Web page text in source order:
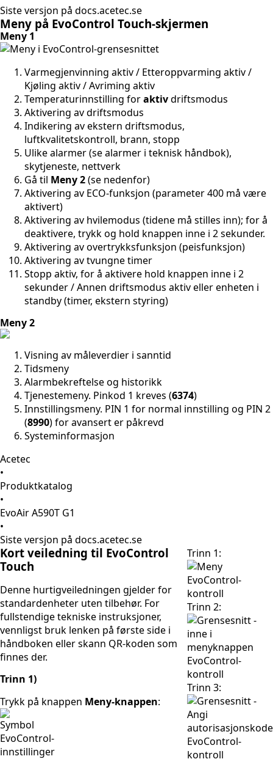
Siste versjon på docs.acetec.se
Meny på EvoControl Touch-skjermen
Meny 1
Varmegjenvinning aktiv / Etteroppvarming aktiv /
Kjøling aktiv / Avriming aktiv
Temperaturinnstilling foraktivdriftsmodus
Aktivering av driftsmodus
Indikering av ekstern driftsmodus,
luftkvalitetskontroll, brann, stopp
Ulike alarmer (se alarmer i teknisk håndbok),
skytjeneste, nettverk
Gå til Meny 2(se nedenfor)
Aktivering av ECO-funksjon (parameter 400 må være
aktivert)
Aktivering av hvilemodus (tidene må stilles inn); for å
deaktivere, trykk og hold knappen inne i 2 sekunder.
Aktivering av overtrykksfunksjon (peisfunksjon)
Aktivering av tvungne timer
Stopp aktiv, for å aktivere hold knappen inne i 2
sekunder / Annen driftsmodus aktiv eller enheten i
standby (timer, ekstern styring)
Meny 2
Visning av måleverdier i sanntid
Tidsmeny
Alarmbekreftelse og historikk
Tjenestemeny. Pinkod 1 kreves (6374)
Innstillingsmeny. PIN 1 for normal innstilling og PIN 2
(8990) for avansert er påkrevd
Systeminformasjon
Acetec
•
Produktkatalog
•
EvoAir A590T G1
•
Siste versjon på docs.acetec.se
Kort veiledning til EvoControl
Touch
Denne hurtigveiledningen gjelder for
standardenheter uten tilbehør. For
fullstendige tekniske instruksjoner,
vennligst bruk lenken på første side i
håndboken eller skann QR-koden som
finnes der.
Trinn 1)
Trykk på knappen Meny-knappen:
Trinn 1:
Trinn 2:
Trinn 3: